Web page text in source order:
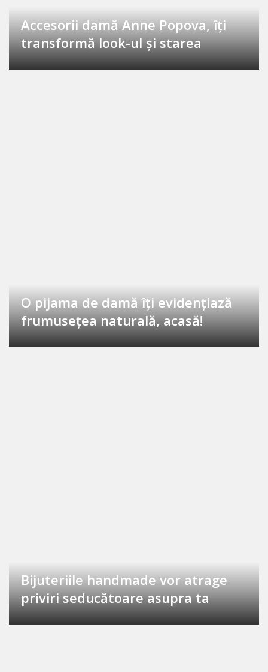
Accesorii damă Anne Popova, îți
transformă look-ul și starea
O pijama de damă îți evidențiază
frumusețea naturală, acasă!
Bijuteriile handmade vor atrage
priviri seducătoare asupra ta